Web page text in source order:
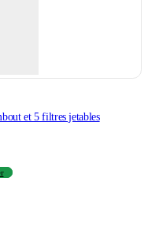
et 5 filtres jetables